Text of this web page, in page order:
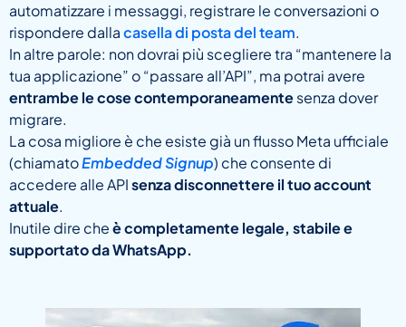
automatizzare i messaggi, registrare le conversazioni o
rispondere dallacasella di posta del team.
In altre parole: non dovrai più scegliere tra “mantenere la
tua applicazione” o “passare all’API”, ma potrai avere
entrambe le cose contemporaneamentesenza dover
migrare.
La cosa migliore è che esiste già un flusso Meta ufficiale
(chiamatoEmbedded Signup) che consente di
accedere alle APIsenza disconnettere il tuo account
attuale.
Inutile dire cheè completamente legale, stabile e
supportato da WhatsApp.